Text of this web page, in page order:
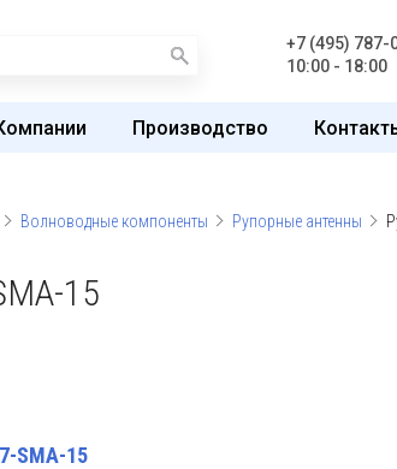
+7 (495) 787-
10:00 - 18:00
Производство
Волноводные компоненты Рупорные антенны
15
SMA-15